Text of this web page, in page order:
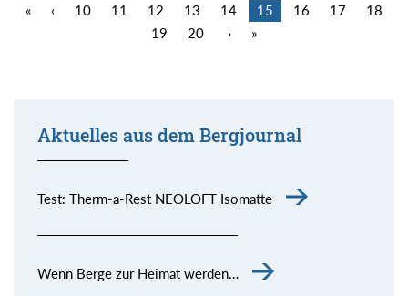
« ‹ 10 11 12 13 14 15 16 17
18
19
20 › »
Aktuelles aus dem Bergjournal
Test: Therm-a-Rest NEOLOFT Isomatte
Wenn Berge zur Heimat werden…